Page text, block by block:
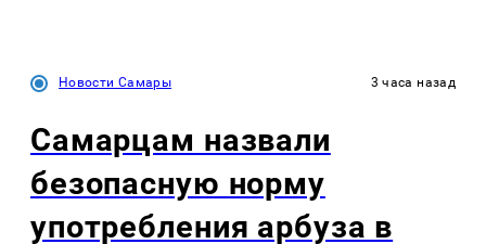
Новости Самары 3 часа назад
Самарцам назвали
безопасную норму
употребления арбуза в